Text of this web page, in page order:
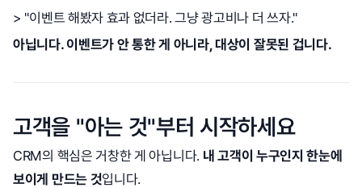
> "이벤트 해봤자 효과 없더라. 그냥 광고비나 더 쓰자."
아닙니다. 이벤트가 안 통한 게 아니라, 대상이 잘못된 겁니다.
고객을 "아는 것"부터 시작하세요
CRM의 핵심은 거창한 게 아닙니다. 내 고객이 누구인지 한눈에
보이게 만드는 것입니다.